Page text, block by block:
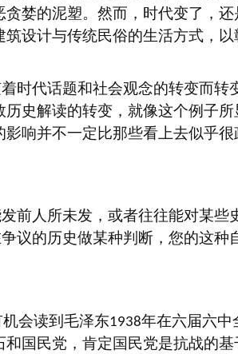
婪的泥塑。然而，时代变了，还
设计与传统民俗的生活方式，
时代话题和社会观念的转变而转
史解读的转变，就像这个例子所
响并不一定比那些看上去似乎
前人所未发，或者往往能对某些
议的历史做某种判断，您的这种
会读到毛泽东1938年在六届六中
国民党，肯定国民党是抗战的基